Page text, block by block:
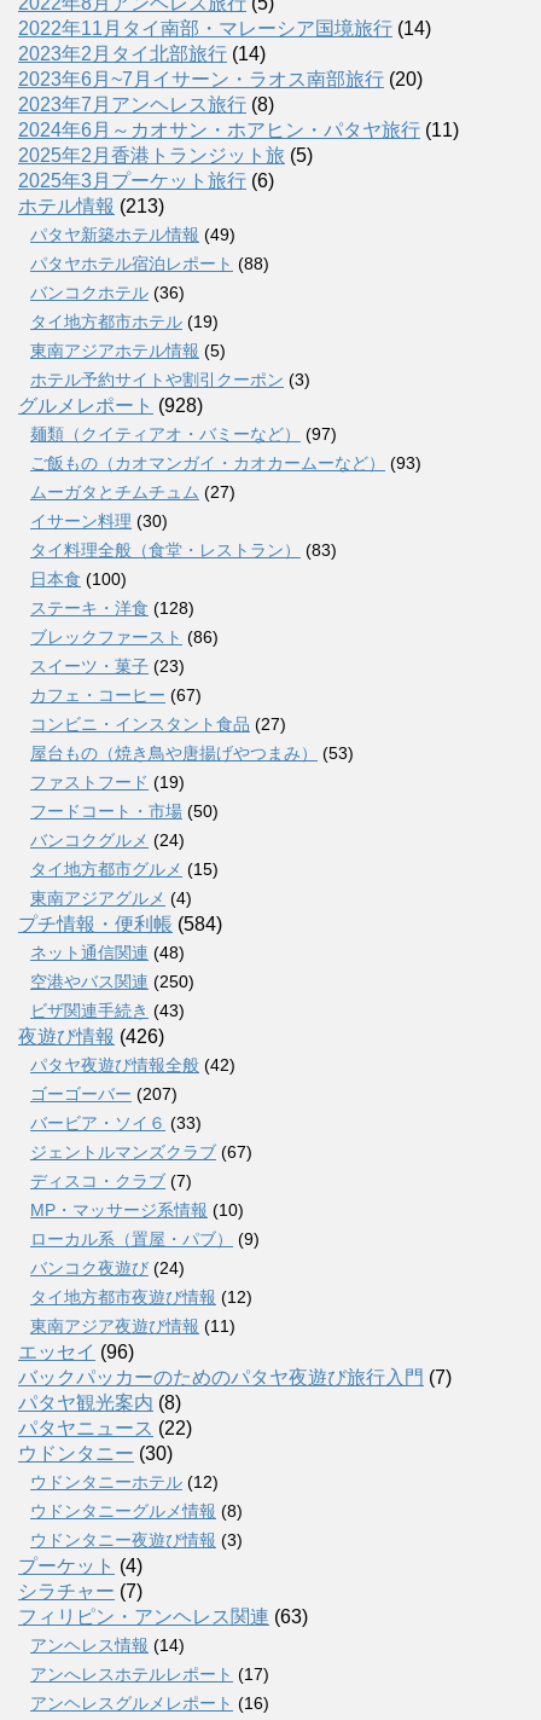
2022年11月タイ南部・マレーシア国境旅行 (14)
2023年2月タイ北部旅行 (14)
2023年6月~7月イサーン・ラオス南部旅行 (20)
2023年7月アンヘレス旅行 (8)
2024年6月～カオサン・ホアヒン・パタヤ旅行 (11)
2025年2月香港トランジット旅 (5)
2025年3月プーケット旅行 (6)
ホテル情報 (213)
パタヤ新築ホテル情報 (49)
パタヤホテル宿泊レポート (88)
バンコクホテル (36)
タイ地方都市ホテル (19)
東南アジアホテル情報 (5)
ホテル予約サイトや割引クーポン (3)
グルメレポート (928)
麺類（クイティアオ・バミーなど）
(97)
ご飯もの（カオマンガイ・カオカームーなど）
(93)
ムーガタとチムチュム (27)
イサーン料理 (30)
タイ料理全般（食堂・レストラン）
(83)
日本食 (100)
ステーキ・洋食 (128)
ブレックファースト (86)
スイーツ・菓子 (23)
カフェ・コーヒー (67)
コンビニ・インスタント食品 (27)
屋台もの（焼き鳥や唐揚げやつまみ）
(53)
ファストフード (19)
フードコート・市場 (50)
バンコクグルメ (24)
タイ地方都市グルメ (15)
東南アジアグルメ (4)
プチ情報・便利帳 (584)
ネット通信関連 (48)
空港やバス関連 (250)
ビザ関連手続き (43)
夜遊び情報 (426)
パタヤ夜遊び情報全般 (42)
ゴーゴーバー (207)
バービア・ソイ６ (33)
ジェントルマンズクラブ (67)
ディスコ・クラブ (7)
MP・マッサージ系情報 (10)
ローカル系（置屋・パブ）
(9)
バンコク夜遊び (24)
タイ地方都市夜遊び情報 (12)
東南アジア夜遊び情報 (11)
エッセイ (96)
バックパッカーのためのパタヤ夜遊び旅行入門 (7)
パタヤ観光案内 (8)
パタヤニュース (22)
ウドンタニー (30)
ウドンタニーホテル (12)
ウドンタニーグルメ情報 (8)
ウドンタニー夜遊び情報 (3)
プーケット (4)
シラチャー (7)
フィリピン・アンヘレス関連 (63)
アンヘレス情報 (14)
アンへレスホテルレポート (17)
アンヘレスグルメレポート (16)